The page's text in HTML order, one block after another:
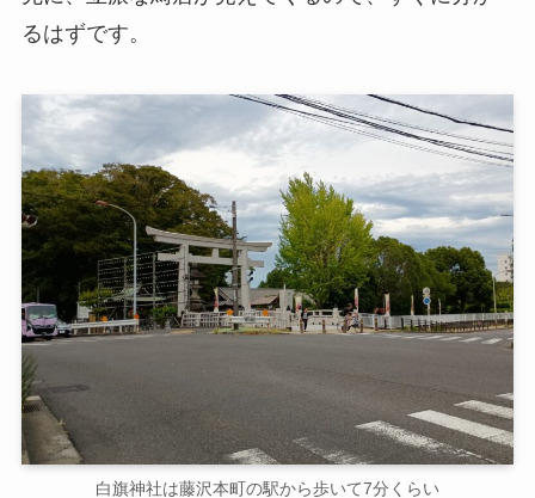
るはずです。
白旗神社は藤沢本町の駅から歩いて7分くらい